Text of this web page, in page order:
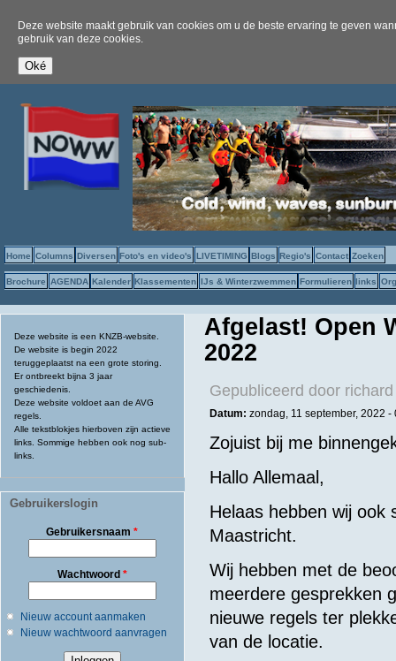
Deze website maakt gebruik van cookies om u de beste ervaring te geven
gebruik van deze cookies.
Home Columns Diversen Foto's en video's LIVETIMING Blogs Regio's Contact Zoeken
Brochure AGENDA Kalender Klassementen IJs & Winterzwemmen Formulieren links
Deze website is een KNZB-website.
De website is begin 2022
teruggeplaatst na een grote storing.
Er ontbreekt bijna 3 jaar
geschiedenis.
Deze website voldoet aan de AVG
regels.
Alle tekstblokjes hierboven zijn actieve
links. Sommige hebben ook nog sub-
links.
Gebruikerslogin
Gebruikersnaam*
Wachtwoord *
Nieuw account aanmaken
Nieuw wachtwoord aanvragen
Afgelast! Open
2022
Gepubliceerd door
Datum: zondag, 11 september, 2022 -
Zojuist bij me
Hallo Allemaal,
Helaas hebben wij ook
Maastricht.
Wij hebben met de
meerdere gesprekken
nieuwe regels ter
van de locatie.